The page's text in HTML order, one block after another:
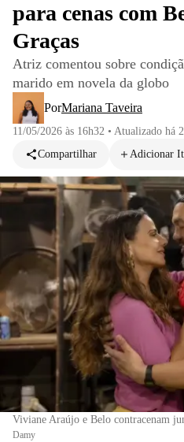
para cenas com
Graças
Atriz comentou sobre
marido em novela da globo
PorMariana Taveira
11/05/2026 às 16h32 • Atualizado há
Compartilhar
Adicionar
Viviane Araújo e Belo contracenam
Damy